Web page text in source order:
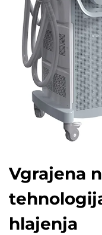
Vgrajena
hlajenja